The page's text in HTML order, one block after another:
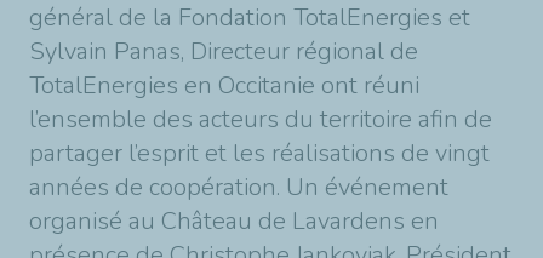
général de la Fondation TotalEnergies et
Sylvain Panas, Directeur régional de
TotalEnergies en Occitanie ont réuni
l’ensemble des acteurs du territoire afin de
partager l’esprit et les réalisations de vingt
années de coopération. Un événement
organisé au Château de Lavardens en